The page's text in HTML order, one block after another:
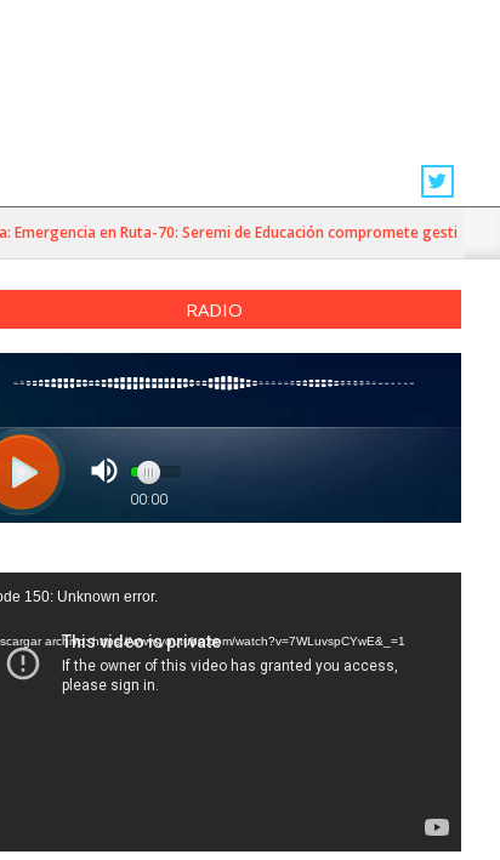
en Ruta-70: Seremi de Educación compromete gestiones
RADIO
150: Unknown error.
archivo: https://www.youtube.com/watch?v=7WLuvspCYwE&_=1